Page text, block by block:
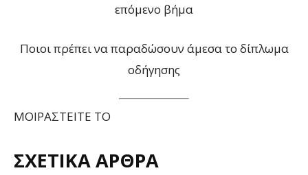
επόμενο βήμα
Ποιοι πρέπει να παραδώσουν άμεσα το δίπλωμα
οδήγησης
ΜΟΙΡΑΣΤΕΙΤΕ ΤΟ
ΣΧΕΤΙΚΑ ΑΡΘΡΑ